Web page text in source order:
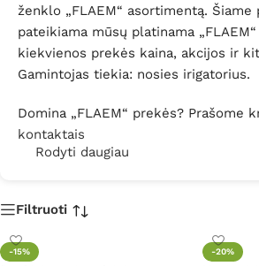
ženklo „FLAEM“ asortimentą. Šiame
pateikiama mūsų platinama
kiekvienos prekės kaina, akcijos ir
Gamintojas tiekia: nosies irigatorius.
Domina „FLAEM“ prekės? Prašome
kontaktais
Rodyti daugiau
Filtruoti
-15% -20%